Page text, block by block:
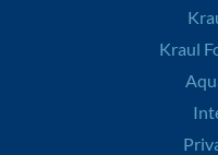
Kraul